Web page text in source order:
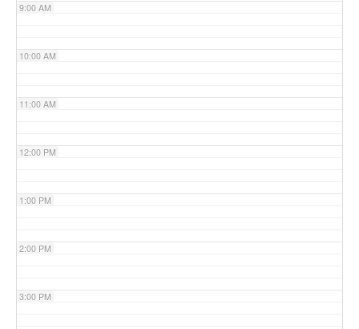
9:00 AM
10:00 AM
11:00 AM
12:00 PM
1:00 PM
2:00 PM
3:00 PM